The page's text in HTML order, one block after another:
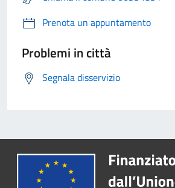
Prenota un appuntamento
Problemi in città
Segnala disservizio